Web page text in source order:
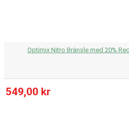
Optimix Nitro Bränsle med 20%
549,00 kr